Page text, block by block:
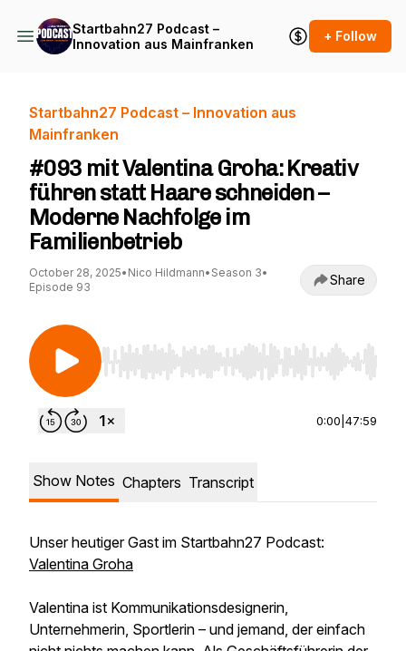
Startbahn27 Podcast –
Innovation aus Mainfranken
+ Follow
Startbahn27 Podcast – Innovation aus
Mainfranken
#093 mit Valentina Groha: Kreativ
führen statt Haare schneiden –
Moderne Nachfolge im
Familienbetrieb
October 28, 2025• Nico Hildmann• Season 3•
Episode 93
Share
Use Left/Right to seek, Home/End to jump to
0:00 47:59
Show Notes Chapters Transcript
Unser heutiger Gast im Startbahn27 Podcast:
Valentina Groha
Valentina ist Kommunikationsdesignerin,
Unternehmerin, Sportlerin – und jemand, der einfach